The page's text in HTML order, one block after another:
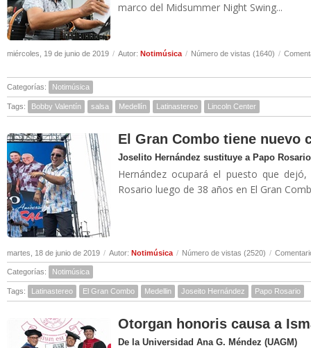
marco del Midsummer Night Swing...
miércoles, 19 de junio de 2019 / Autor: Notimúsica / Número de vistas (1640) /
Categorías: Notimúsica
Tags: Bobby Valentín salsa Medellín Latinastereo Lincoln Center
El Gran Combo tiene nuevo
Joselito Hernández sustituye a Papo Rosario
Hernández ocupará el puesto que
Rosario luego de 38 años en El Gran
martes, 18 de junio de 2019 / Autor: Notimúsica / Número de vistas (2520) /
Categorías: Notimúsica
Tags: Latinastereo El Gran Combo Medellin Joseito Hernández Papo Rosario
Otorgan honoris causa a
De la Universidad Ana G. Méndez (UAGM)